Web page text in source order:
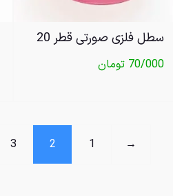
سطل فلزی صورتی قطر 20
70/000 تومان
→
1
2
3